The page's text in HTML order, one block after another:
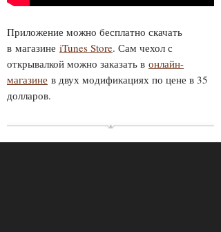
Приложение можно бесплатно скачать
в магазине iTunes Store. Сам чехол с
открывалкой можно заказать в онлайн-
магазине в двух модификациях по цене в 35
долларов.